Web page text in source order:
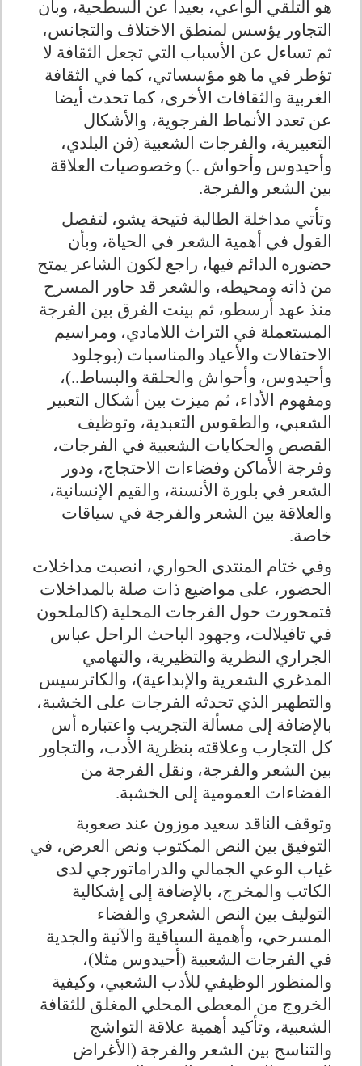
هو التلقي الواعي، بعيدا عن السطحية، وبأن
التجاور يؤسس لمنطق الاختلاف والتجانس،
ثم تساءل عن الأسباب التي تجعل الثقافة لا
تؤطر في ما هو مؤسساتي، كما في الثقافة
الغربية والثقافات الأخرى، كما تحدث أيضا
عن تعدد الأنماط الفرجوية، والأشكال
التعبيرية، والفرجات الشعبية (فن البلدي،
وأحيدوس وأحواش ..) وخصوصيات العلاقة
بين الشعر والفرجة.
وتأتي مداخلة الطالبة فتيحة يشو، لتفصل
القول في أهمية الشعر في الحياة، وبأن
حضوره الدائم فيها، راجع لكون الشاعر يمتح
من ذاته ومحيطه، والشعر قد حاور المسرح
منذ عهد أرسطو، ثم بينت الفرق بين الفرجة
المستعملة في التراث اللامادي، ومراسيم
الاحتفالات والأعياد والمناسبات (بوجلود
وأحيدوس، وأحواش والحلقة والبساط..)،
ومفهوم الأداء، ثم ميزت بين أشكال التعبير
الشعبي، والطقوس التعبدية، وتوظيف
القصص والحكايات الشعبية في الفرجات،
وفرجة الأماكن وفضاءات الاحتجاج، ودور
الشعر في بلورة الأنسنة، والقيم الإنسانية،
والعلاقة بين الشعر والفرجة في سياقات
خاصة.
وفي ختام المنتدى الحواري، انصبت مداخلات
الحضور، على مواضيع ذات صلة بالمداخلات
فتمحورت حول الفرجات المحلية (كالملحون
في تافيلالت، وجهود الباحث الراحل عباس
الجراري النظرية والتظيرية، والتهامي
المدغري الشعرية والإبداعية)، والكاترسيس
والتطهير الذي تحدثه الفرجات على الخشبة،
بالإضافة إلى مسألة التجريب واعتباره أس
كل التجارب وعلاقته بنظرية الأدب، والتجاور
بين الشعر والفرجة، ونقل الفرجة من
الفضاءات العمومية إلى الخشبة.
وتوقف الناقد سعيد موزون عند صعوبة
التوفيق بين النص المكتوب ونص العرض، في
غياب الوعي الجمالي والدراماتورجي لدى
الكاتب والمخرج، بالإضافة إلى إشكالية
التوليف بين النص الشعري والفضاء
المسرحي، وأهمية السياقية والآنية والجدية
في الفرجات الشعبية (أحيدوس مثلا)،
والمنظور الوظيفي للأدب الشعبي، وكيفية
الخروج من المعطى المحلي المغلق للثقافة
الشعبية، وتأكيد أهمية علاقة التواشج
والتناسج بين الشعر والفرجة (الأغراض